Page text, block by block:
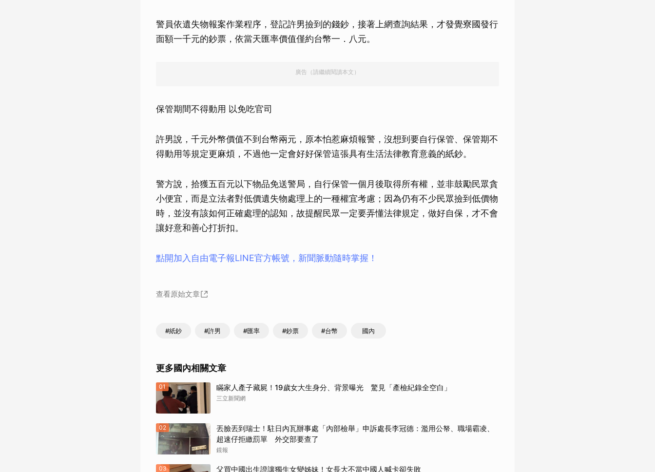
警員依遺失物報案作業程序，登記許男撿到的錢鈔，接著上網查詢結果，才發覺寮國發行
面額一千元的鈔票，依當天匯率價值僅約台幣一．八元。
廣告（請繼續閱讀本文）
保管期間不得動用 以免吃官司
許男說，千元外幣價值不到台幣兩元，原本怕惹麻煩報警，沒想到要自行保管、保管期不
得動用等規定更麻煩，不過他一定會好好保管這張具有生活法律教育意義的紙鈔。
警方說，拾獲五百元以下物品免送警局，自行保管一個月後取得所有權，並非鼓勵民眾貪
小便宜，而是立法者對低價遺失物處理上的一種權宜考慮；因為仍有不少民眾撿到低價物
時，並沒有該如何正確處理的認知，故提醒民眾一定要弄懂法律規定，做好自保，才不會
讓好意和善心打折扣。
點開加入自由電子報LINE官方帳號，新聞脈動隨時掌握！
查看原始文章
#紙鈔 #許男 #匯率 #鈔票 #台幣 國內
更多國內相關文章
01 瞞家人產子藏屍！19歲女大生身分、背景曝光 驚見「產檢紀錄全空白」
三立新聞網
02
丟臉丟到瑞士！駐日內瓦辦事處「內部檢舉」申訴處長李冠德：濫用公帑、職場霸凌、
超速仔拒繳罰單 外交部要查了
鏡報
03 父買中國出生證讓獨生女變姊妹！女長大不當中國人喊卡卻失敗